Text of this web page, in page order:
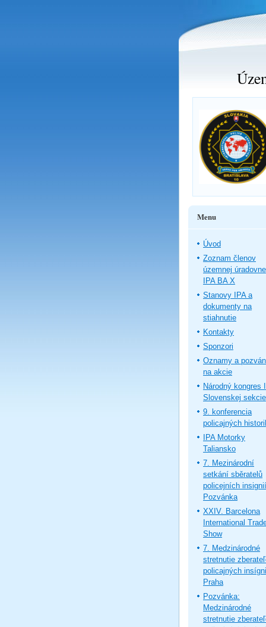
Menu
Úvod
Zoznam členov
územnej úradovne
IPA BA X
Stanovy IPA a
dokumenty na
stiahnutie
Kontakty
Sponzori
Oznamy a
na akcie
Národný kongres
Slovenskej sekcie
9. konferencia
policajných
IPA Motorky
Taliansko
7. Mezinárodní
setkání sběratelů
policejních
Pozvánka
XXIV. Barcelona
International
Show
7. Medzinárodné
stretnutie
policajných
Praha
Pozvánka:
Medzinárodné
stretnutie